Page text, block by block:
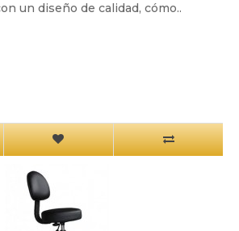
un diseño de calidad, cómo..